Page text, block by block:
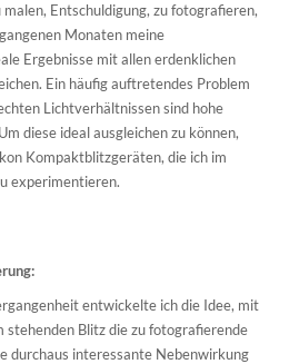
Entschuldigung, zu fotografieren,
Monaten meine
Ergebnisse mit allen erdenklichen
Ein häufig auftretendes Problem
Lichtverhältnissen sind hohe
diese ideal ausgleichen zu können,
Kompaktblitzgeräten, die ich im
experimentieren.
entwickelte ich die Idee, mit
stehenden Blitz die zu fotografierende
durchaus interessante Nebenwirkung